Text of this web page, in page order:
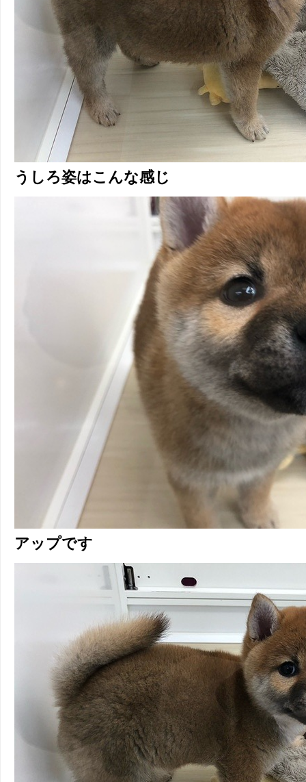
うしろ姿はこんな感じ
アップです